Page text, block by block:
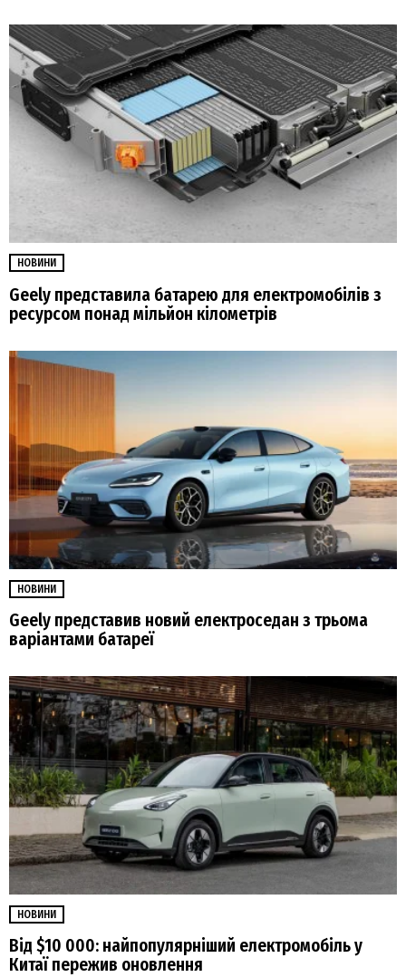
НОВИНИ
Geely представила батарею для електромобілів з
ресурсом понад мільйон кілометрів
НОВИНИ
Geely представив новий електроседан з трьома
варіантами батареї
НОВИНИ
Від $10 000: найпопулярніший електромобіль у
Китаї пережив оновлення